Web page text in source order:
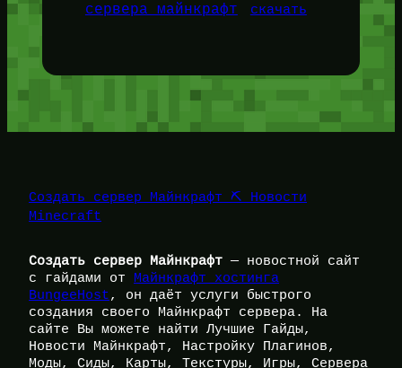
сервера майнкрафт скачать
Создать сервер Майнкрафт ⛏️ Новости
Minecraft
Создать сервер Майнкрафт — новостной сайт
с гайдами от
Майнкрафт хостинга
BungeeHost, он даёт услуги быстрого
создания своего Майнкрафт сервера. На
сайте Вы можете найти Лучшие Гайды,
Новости Майнкрафт, Настройку Плагинов,
Моды, Сиды, Карты, Текстуры, Игры, Сервера